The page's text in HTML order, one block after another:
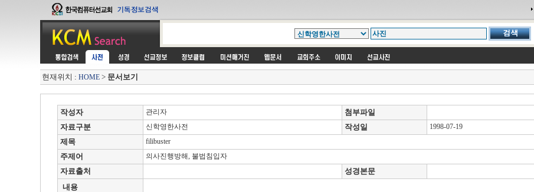
현재위치 : HOME> 문서보기
작성자 관리자
첨부파일
자료구분
신학영한사전 작성일 1998-07-19
제목 filibuster
주제어 의사진행방해, 불법침입자
자료출처
성경본문
내용